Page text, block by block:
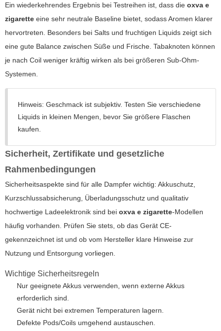
Ein wiederkehrendes Ergebnis bei Testreihen ist, dass die oxva e
zigarette eine sehr neutrale Baseline bietet, sodass Aromen klarer
hervortreten. Besonders bei Salts und fruchtigen Liquids zeigt sich
eine gute Balance zwischen Süße und Frische. Tabaknoten können
je nach Coil weniger kräftig wirken als bei größeren Sub-Ohm-
Systemen.
Hinweis: Geschmack ist subjektiv. Testen Sie verschiedene
Liquids in kleinen Mengen, bevor Sie größere Flaschen
kaufen.
Sicherheit, Zertifikate und gesetzliche
Rahmenbedingungen
Sicherheitsaspekte sind für alle Dampfer wichtig: Akkuschutz,
Kurzschlussabsicherung, Überladungsschutz und qualitativ
hochwertige Ladeelektronik sind bei oxva e zigarette-Modellen
häufig vorhanden. Prüfen Sie stets, ob das Gerät CE-
gekennzeichnet ist und ob vom Hersteller klare Hinweise zur
Nutzung und Entsorgung vorliegen.
Wichtige Sicherheitsregeln
Nur geeignete Akkus verwenden, wenn externe Akkus
erforderlich sind.
Gerät nicht bei extremen Temperaturen lagern.
Defekte Pods/Coils umgehend austauschen.